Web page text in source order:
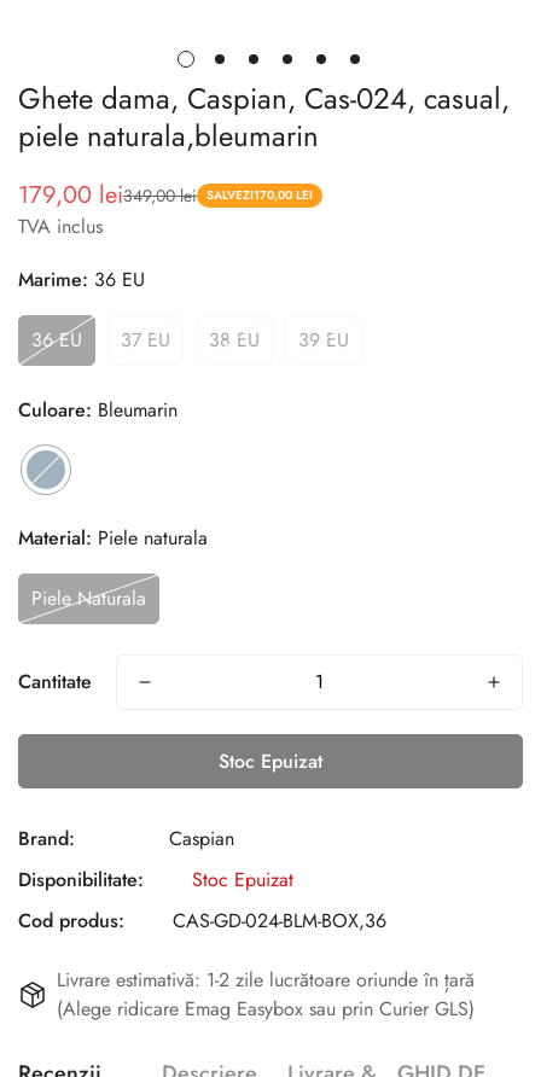
Ghete dama, Caspian, Cas-024, casual,
piele naturala,bleumarin
Pret
redus
179,00 lei
Pret 349,00 lei SALVEZI170,00 LEI
TVA inclus
Marime: 36 EU
36 EU 37 EU 38 EU 39 EU
Culoare: Bleumarin
Material: Piele naturala
Piele Naturala
Cantitate
Stoc Epuizat
Brand:
Caspian
Disponibilitate:
Stoc Epuizat
Cod produs:
CAS-GD-024-BLM-BOX,36
Livrare estimativă: 1-2 zile lucrătoare oriunde în țară
(Alege ridicare Emag Easybox sau prin Curier GLS)